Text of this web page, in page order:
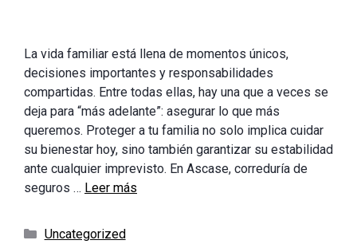
La vida familiar está llena de momentos únicos,
decisiones importantes y responsabilidades
compartidas. Entre todas ellas, hay una que a veces se
deja para “más adelante”: asegurar lo que más
queremos. Proteger a tu familia no solo implica cuidar
su bienestar hoy, sino también garantizar su estabilidad
ante cualquier imprevisto. En Ascase, correduría de
seguros … Leer más
Categorías
Uncategorized